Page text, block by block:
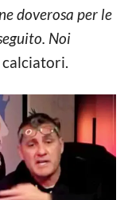
doverosa per le
Noi